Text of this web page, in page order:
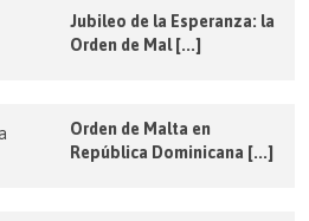
Jubileo de la Esperanza: la
Orden de Mal [...]
Orden de Malta en
República Dominicana [...]